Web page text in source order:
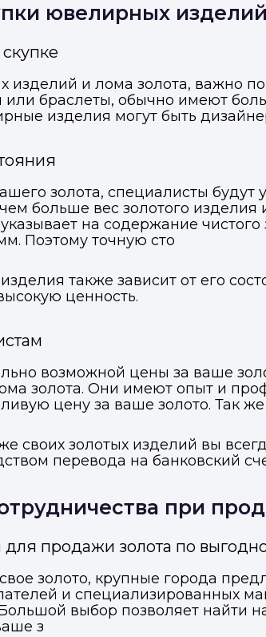
ювелирных
и лома золота, важно
или браслеты, обычно имеют
изделия могут быть
золота, специалисты будут
больше вес золотого
на содержание
Поэтому точную сто
также зависит от его
ценность.
возможной цены за ваше
золота. Они имеют опыт и
цену за ваше золото. Так же
своих золотых изделий вы
перевода на банковский
при
продажи золота по
золото, крупные города
и специализированных
выбор позволяет найти
з